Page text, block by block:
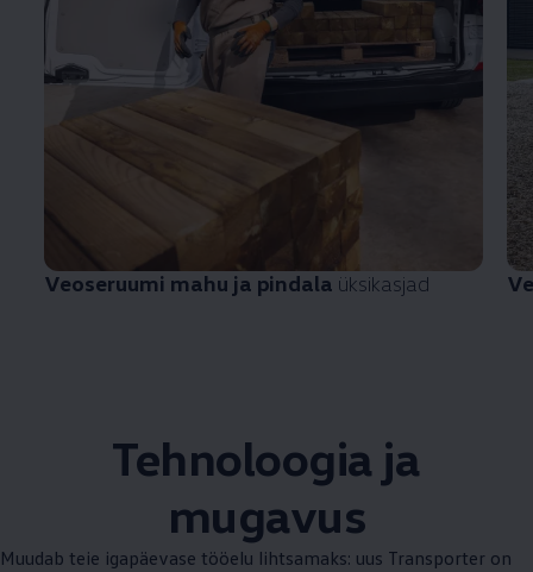
Veoseruumi mahu ja pindala üksikasjad
Tehnoloogia ja
mugavus
Muudab teie igapäevase tööelu lihtsamaks: uus Transporter on